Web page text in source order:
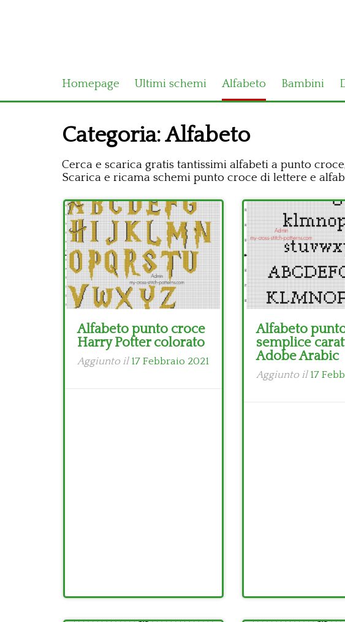
Homepage Ultimi schemi Alfabeto Bambini
Categoria:Alfabeto
Cerca e scarica gratis tantissimi alfabeti a punto
Scarica e ricama schemi punto croce di lettere e
Alfabeto punto croce
Harry Potter colorato
Aggiunto il 17 Febbraio 2021
Alfabeto
semplice
Adobe Arabic
Aggiunto il 17